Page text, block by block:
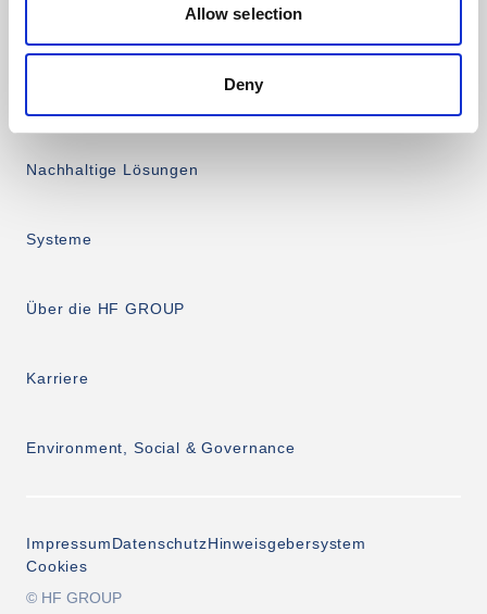
Allow selection
Deny
Nachhaltige Lösungen
Systeme
Über die HF GROUP
Karriere
Environment, Social & Governance
ImpressumDatenschutzHinweisgebersystem
© HF GROUP
Cookies